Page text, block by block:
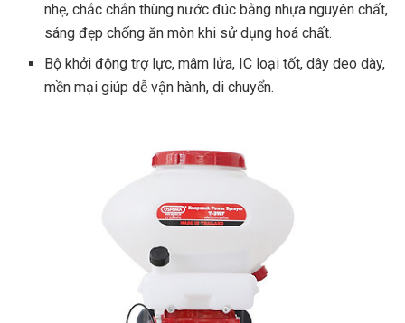
nhẹ, chắc chắn thùng nước đúc bằng nhựa nguyên chất,
sáng đẹp chống ăn mòn khi sử dụng hoá chất.
Bộ khởi động trợ lực, mâm lửa, IC loại tốt, dây deo dày,
mền mại giúp dễ vận hành, di chuyển.